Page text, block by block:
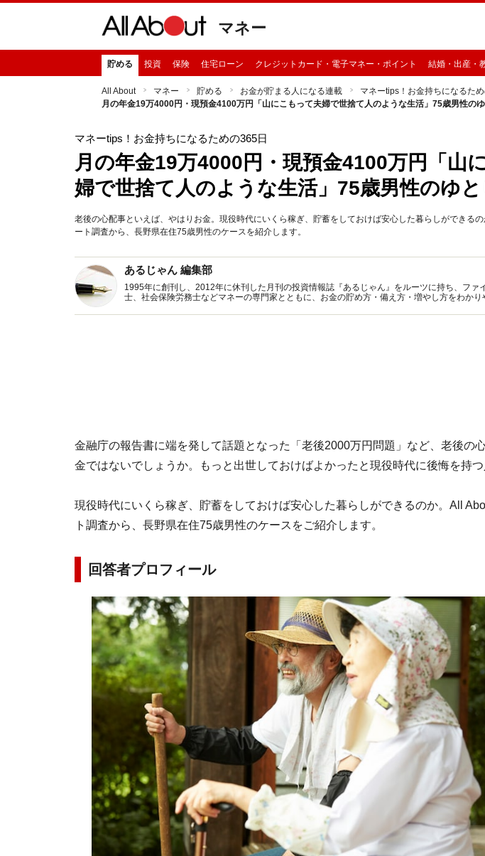
マネー
貯める 投資 保険 住宅ローン クレジットカード・電子マネー・ポイント 結婚・出産・
All About マネー 貯める お金が貯まる人になる連載
マネーtips！お金持ちになるた
月の年金19万4000円・現預金4100万円「山にこもって夫婦で世捨て人のような生活」75歳男性の
マネーtips！お金持ちになるための365日
月の年金19万4000円・現預金4100万円「山
婦で世捨て人のような生活」75歳男性のゆ
老後の心配事といえば、やはりお金。現役時代にいくら稼ぎ、貯蓄をしておけば安心した暮らしができる
ート調査から、長野県在住75歳男性のケースを紹介します。
あるじゃん 編集部
1995年に創刊し、2012年に休刊した月刊の投資情報誌『あるじゃん』をルーツに持ち、ファ
士、社会保険労務士などマネーの専門家とともに、お金の貯め方・備え方・増やし方をわか
金融庁の報告書に端を発して話題となった「老後2000万円問題」など、老後の
金ではないでしょうか。もっと出世しておけばよかったと現役時代に後悔を持つ
現役時代にいくら稼ぎ、貯蓄をしておけば安心した暮らしができるのか。All
ト調査から、長野県在住75歳男性のケースをご紹介します。
回答者プロフィール